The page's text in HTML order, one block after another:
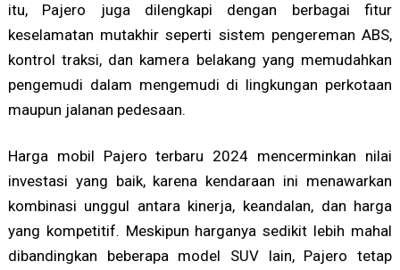
itu, Pajero juga dilengkapi dengan berbagai fitur
keselamatan mutakhir seperti sistem pengereman ABS,
kontrol traksi, dan kamera belakang yang memudahkan
pengemudi dalam mengemudi di lingkungan perkotaan
maupun jalanan pedesaan.
Harga mobil Pajero terbaru 2024 mencerminkan nilai
investasi yang baik, karena kendaraan ini menawarkan
kombinasi unggul antara kinerja, keandalan, dan harga
yang kompetitif. Meskipun harganya sedikit lebih mahal
dibandingkan beberapa model SUV lain, Pajero tetap